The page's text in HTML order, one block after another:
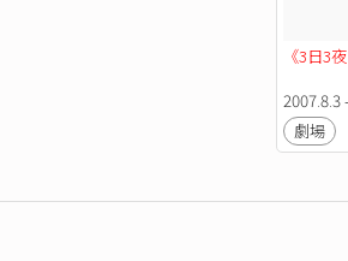
《3日3
2007.8.3
劇場